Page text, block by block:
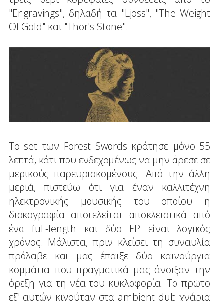
"Engravings", δηλαδή τα "Ljoss", "The Weight
Of Gold" και "Thor's Stone".
Το set των Forest Swords κράτησε μόνο 55
λεπτά, κάτι που ενδεχομένως να μην άρεσε σε
μερικούς παρευρισκομένους. Από την άλλη
μεριά, πιστεύω ότι για έναν καλλιτέχνη
ηλεκτρονικής μουσικής του οποίου η
δισκογραφία αποτελείται αποκλειστικά από
ένα full-length και δύο EP είναι λογικός
χρόνος. Μάλιστα, πριν κλείσει τη συναυλία
πρόλαβε και μας έπαιξε δύο καινούργια
κομμάτια που πραγματικά μας άνοιξαν την
όρεξη για τη νέα του κυκλοφορία. Το πρώτο
εξ' αυτών κινούταν στα ambient dub χνάρια